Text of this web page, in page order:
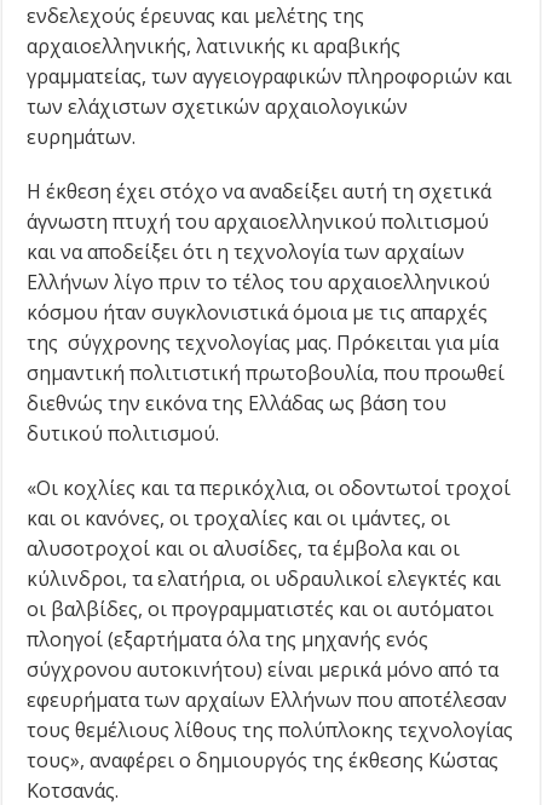
ενδελεχούς έρευνας και μελέτης της
αρχαιοελληνικής, λατινικής κι αραβικής
γραμματείας, των αγγειογραφικών πληροφοριών και
των ελάχιστων σχετικών αρχαιολογικών
ευρημάτων.
Η έκθεση έχει στόχο να αναδείξει αυτή τη σχετικά
άγνωστη πτυχή του αρχαιοελληνικού πολιτισμού
και να αποδείξει ότι η τεχνολογία των αρχαίων
Ελλήνων λίγο πριν το τέλος του αρχαιοελληνικού
κόσμου ήταν συγκλονιστικά όμοια με τις απαρχές
της σύγχρονης τεχνολογίας μας. Πρόκειται για μία
σημαντική πολιτιστική πρωτοβουλία, που προωθεί
διεθνώς την εικόνα της Ελλάδας ως βάση του
δυτικού πολιτισμού.
«Οι κοχλίες και τα περικόχλια, οι οδοντωτοί τροχοί
και οι κανόνες, οι τροχαλίες και οι ιμάντες, οι
αλυσοτροχοί και οι αλυσίδες, τα έμβολα και οι
κύλινδροι, τα ελατήρια, οι υδραυλικοί ελεγκτές και
οι βαλβίδες, οι προγραμματιστές και οι αυτόματοι
πλοηγοί (εξαρτήματα όλα της μηχανής ενός
σύγχρονου αυτοκινήτου) είναι μερικά μόνο από τα
εφευρήματα των αρχαίων Ελλήνων που αποτέλεσαν
τους θεμέλιους λίθους της πολύπλοκης τεχνολογίας
τους», αναφέρει ο δημιουργός της έκθεσης Κώστας
Κοτσανάς.